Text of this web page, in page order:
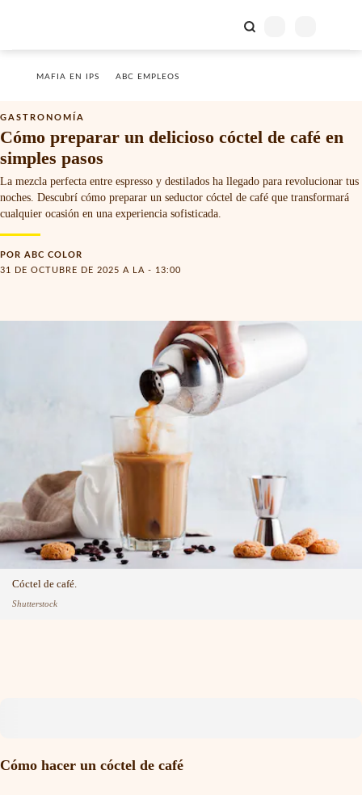
MAFIA EN IPS ABC EMPLEOS
GASTRONOMÍA
Cómo preparar un delicioso cóctel de café en
simples pasos
La mezcla perfecta entre espresso y destilados ha llegado para revolucionar tus
noches. Descubrí cómo preparar un seductor cóctel de café que transformará
cualquier ocasión en una experiencia sofisticada.
POR ABC COLOR
31 DE OCTUBRE DE 2025 A LA - 13:00
Cóctel de café.
Shutterstock
Cómo hacer un cóctel de café